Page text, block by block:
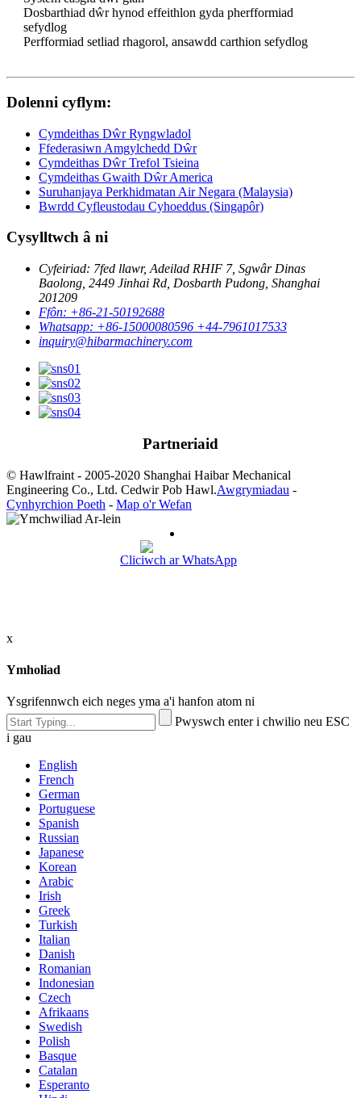
Dosbarthiad dŵr hynod effeithlon gyda pherfformiad
sefydlog
Perfformiad setliad rhagorol, ansawdd carthion sefydlog
Dolenni cyflym:
Cymdeithas Dŵr Ryngwladol
Ffederasiwn Amgylchedd Dŵr
Cymdeithas Dŵr Trefol Tsieina
Cymdeithas Gwaith Dŵr America
Suruhanjaya Perkhidmatan Air Negara (Malaysia)
Bwrdd Cyfleustodau Cyhoeddus (Singapôr)
Cysylltwch â ni
Cyfeiriad: 7fed llawr, Adeilad RHIF 7, Sgwâr Dinas
Baolong, 2449 Jinhai Rd, Dosbarth Pudong, Shanghai
201209
Ffôn: +86-21-50192688
Whatsapp: +86-15000080596 +44-7961017533
inquiry@hibarmachinery.com
Partneriaid
© Hawlfraint - 2005-2020 Shanghai Haibar Mechanical
Engineering Co., Ltd. Cedwir Pob Hawl.Awgrymiadau -
Cynhyrchion Poeth - Map o'r Wefan
Cliciwch ar WhatsApp
x
Ymholiad
Ysgrifennwch eich neges yma a'i hanfon atom ni
Pwyswch enter i chwilio neu ESC
i gau
English
French
German
Portuguese
Spanish
Russian
Japanese
Korean
Arabic
Irish
Greek
Turkish
Italian
Danish
Romanian
Indonesian
Czech
Afrikaans
Swedish
Polish
Basque
Catalan
Esperanto